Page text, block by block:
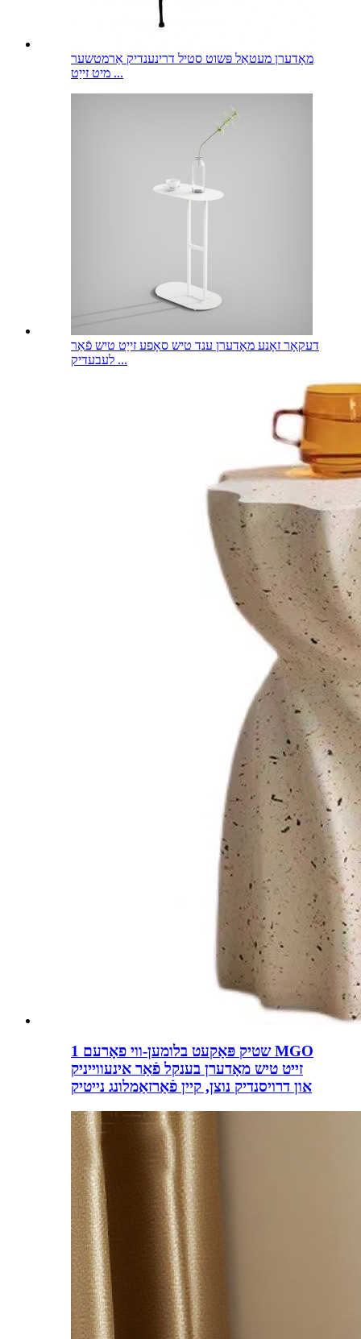
מאָדערן מעטאַל פּשוט סטיל דרינענדיק אַרמטשער
מיט זייַט ...
דעקאָר זאָנע מאָדערן ענד טיש סאָפע זייַט טיש פֿאַר
לעבעדיק ...
1 שטיק פּאַקעט בלומען-ווי פאָרעם MGO
זייט טיש מאָדערן בענקל פֿאַר אינעווייניק
און דרויסנדיק נוצן, קיין פֿאַרזאַמלונג נייטיק